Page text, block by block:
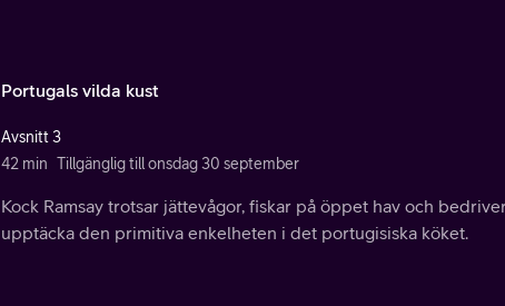
Portugals vilda kust
Avsnitt 3
42 min Tillgänglig till onsdag 30 september
Kock Ramsay trotsar jättevågor, fiskar på öppet hav och
upptäcka den primitiva enkelheten i det portugisiska köket.